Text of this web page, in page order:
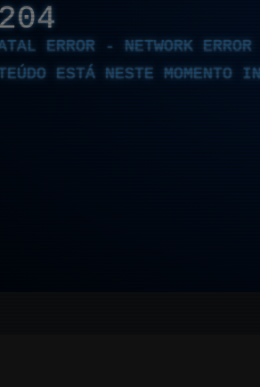
ERROR - NETWORK ERROR
ESTÁ NESTE MOMENTO